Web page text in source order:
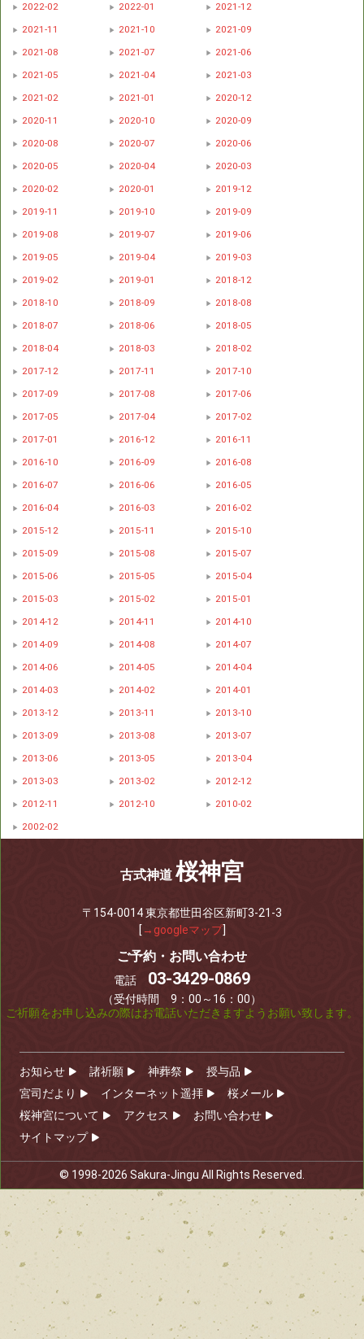
2022-02
2022-01
2021-12
2021-11
2021-10
2021-09
2021-08
2021-07
2021-06
2021-05
2021-04
2021-03
2021-02
2021-01
2020-12
2020-11
2020-10
2020-09
2020-08
2020-07
2020-06
2020-05
2020-04
2020-03
2020-02
2020-01
2019-12
2019-11
2019-10
2019-09
2019-08
2019-07
2019-06
2019-05
2019-04
2019-03
2019-02
2019-01
2018-12
2018-10
2018-09
2018-08
2018-07
2018-06
2018-05
2018-04
2018-03
2018-02
2017-12
2017-11
2017-10
2017-09
2017-08
2017-06
2017-05
2017-04
2017-02
2017-01
2016-12
2016-11
2016-10
2016-09
2016-08
2016-07
2016-06
2016-05
2016-04
2016-03
2016-02
2015-12
2015-11
2015-10
2015-09
2015-08
2015-07
2015-06
2015-05
2015-04
2015-03
2015-02
2015-01
2014-12
2014-11
2014-10
2014-09
2014-08
2014-07
2014-06
2014-05
2014-04
2014-03
2014-02
2014-01
2013-12
2013-11
2013-10
2013-09
2013-08
2013-07
2013-06
2013-05
2013-04
2013-03
2013-02
2012-12
2012-11
2012-10
2010-02
2002-02
古式神道 桜神宮
〒154-0014 東京都世田谷区新町3-21-3
[ →googleマップ]
ご予約・お問い合わせ
電話 03-3429-0869
（受付時間 9：00～16：00）
ご祈願をお申し込みの際はお電話いただきますようお願い致します。
お知らせ 諸祈願 神葬祭
授与品
宮司だより
インターネット遥拝
桜メール
桜神宮について
アクセス
お問い合わせ
サイトマップ
© 1998-2026 Sakura-Jingu All Rights Reserved.